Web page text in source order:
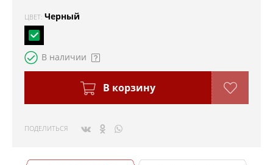
ЦВЕТ: Черный
В наличии
В корзину
ПОДЕЛИТЬСЯ